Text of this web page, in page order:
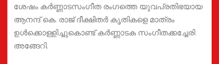
ശേഷം കർണ്ണാടസംഗീത രംഗത്തെ യുവപ്രതിഭയായ
ആനന്ദ് കെ. രാജ് ദീക്ഷിതർ കൃതികളെ മാത്രം
ഉൾക്കൊള്ളിച്ചുകൊണ്ട് കർണ്ണാടക സംഗീതക്കച്ചേരി
അങ്ങേറി.